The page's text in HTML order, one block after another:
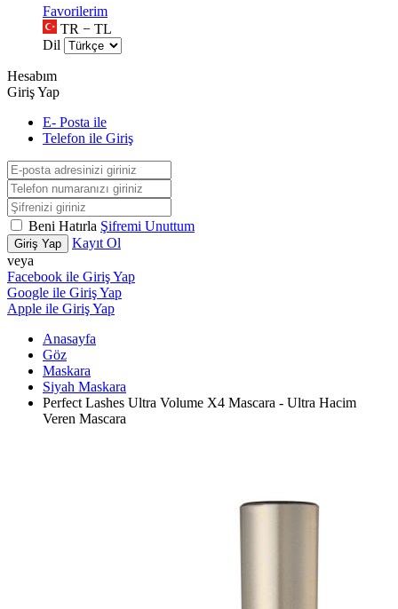
Favorilerim
TR − TL
Dil
Hesabım
Giriş Yap
E- Posta ile
Telefon ile Giriş
Beni Hatırla Şifremi Unuttum
Giriş Yap
Kayıt Ol
veya
Facebook ile Giriş Yap
Google ile Giriş Yap
Apple ile Giriş Yap
Anasayfa
Göz
Maskara
Siyah Maskara
Perfect Lashes Ultra Volume X4 Mascara - Ultra Hacim
Veren Mascara